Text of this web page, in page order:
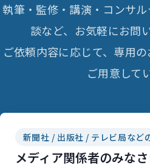
執筆・監修・講演・コンサ
談など、お気軽にお問
ご依頼内容に応じて、専用
ご用意して
新聞社 / 出版社 / テレビ局など
メディア関係者のみなさ